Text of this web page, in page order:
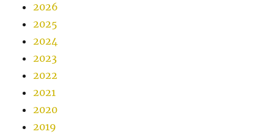
2026
2025
2024
2023
2022
2021
2020
2019